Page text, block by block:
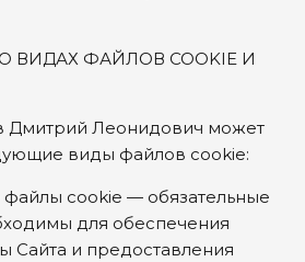
ФАЙЛОВ COOKIE И
Дмитрий Леонидович может
виды файлов cookie:
файлы cookie — обязательные
для обеспечения
Сайта и предоставления